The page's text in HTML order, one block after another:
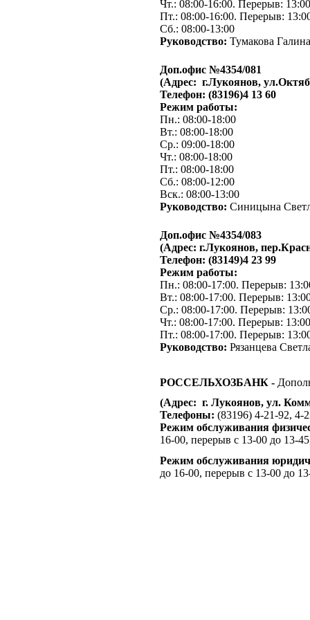
Чт.: 08:00-16:00. Перерыв:
Пт.: 08:00-16:00. Перерыв:
Сб.: 08:00-13:00
Руководство: Тумакова
Доп.офис №4354/081
(Адрес: г.Лукоянов,
Телефон: (83196)4 13 60
Режим работы:
Пн.: 08:00-18:00
Вт.: 08:00-18:00
Ср.: 09:00-18:00
Чт.: 08:00-18:00
Пт.: 08:00-18:00
Сб.: 08:00-12:00
Вск.: 08:00-13:00
Руководство: Синицына
Доп.офис №4354/083
(Адрес: г.Лукоянов,
Телефон: (83149)4 23 99
Режим работы:
Пн.: 08:00-17:00. Перерыв:
Вт.: 08:00-17:00. Перерыв:
Ср.: 08:00-17:00. Перерыв:
Чт.: 08:00-17:00. Перерыв:
Пт.: 08:00-17:00. Перерыв:
Руководство: Рязанцева
РОССЕЛЬХОЗБАНК -
(Адрес: г. Лукоянов, ул.
Телефоны: (83196) 4-21-92, 4-
Режим обслуживания
16-00, перерыв с 13-00 до 13-
Режим обслуживания
до 16-00, перерыв с 13-00 до